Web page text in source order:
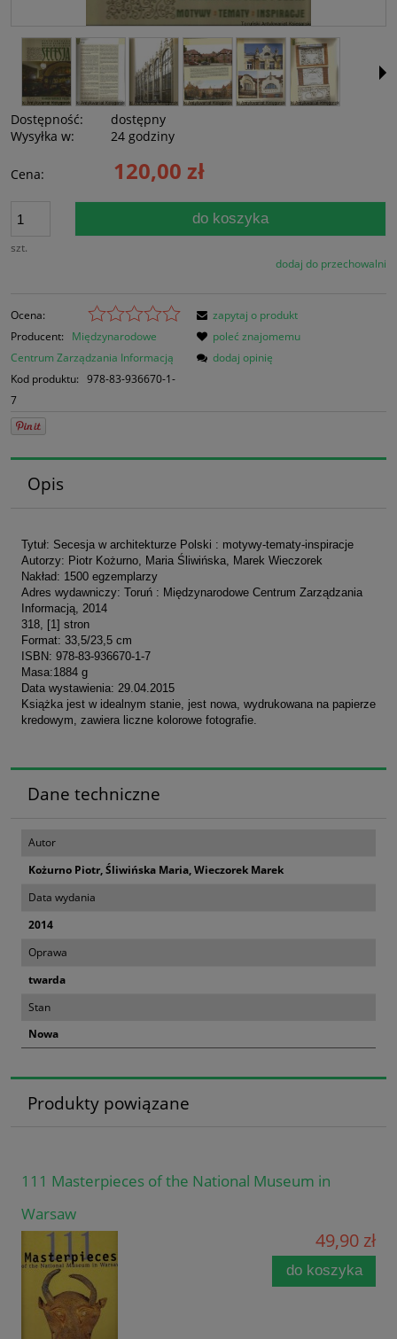
Dostępność:
dostępny
Wysyłka w:
24 godziny
Cena: 120,00 zł
szt.
do koszyka
dodaj do przechowalni
Ocena:
Producent:
Międzynarodowe
Centrum Zarządzania Informacją
Kod produktu: 978-83-936670-1-
7
zapytaj o produkt
poleć znajomemu
dodaj opinię
Opis
Tytuł: Secesja w architekturze Polski : motywy-tematy-inspiracje
Autorzy: Piotr Kożurno, Maria Śliwińska, Marek Wieczorek
Nakład: 1500 egzemplarzy
Adres wydawniczy: Toruń : Międzynarodowe Centrum Zarządzania
Informacją, 2014
318, [1] stron
Format: 33,5/23,5 cm
ISBN: 978-83-936670-1-7
Masa:1884 g
Data wystawienia: 29.04.2015
Książka jest w idealnym stanie, jest nowa, wydrukowana na papierze
kredowym, zawiera liczne kolorowe fotografie.
Dane techniczne
Autor
Kożurno Piotr, Śliwińska Maria, Wieczorek Marek
Data wydania
2014
Oprawa
twarda
Stan
Nowa
Produkty powiązane
111 Masterpieces of the National Museum in
Warsaw
49,90 zł
do koszyka